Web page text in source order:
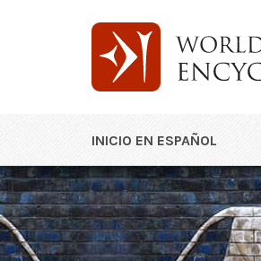
INICIO EN ESPAÑOL